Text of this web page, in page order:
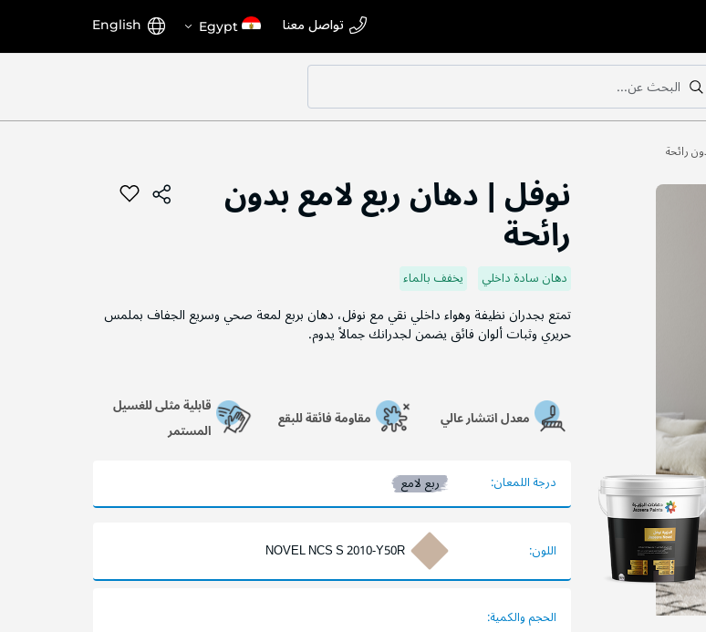
تواصل معنا اختر Egypt اللغة English
البحث عن...
بحث
رائحة
نوفل | دهان ربع لامع بدون
رائحة
دهان سادة داخلي يخفف بالماء
تمتع بجدران نظيفة وهواء داخلي نقي مع نوفل، دهان بربع لمعة صحي وسريع الجفاف بملمس
حريري وثبات ألوان فائق يضمن لجدرانك جمالاً يدوم.
معدل انتشار عالي مقاومة فائقة للبقع
قابلية مثلى للغسيل
المستمر
درجة اللمعان: ربع لامع
اللون: NOVEL NCS S 2010-Y50R
الحجم والكمية: